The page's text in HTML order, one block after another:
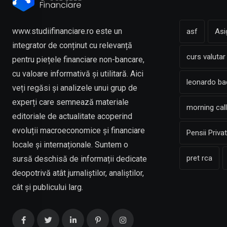
www.studiifinanciare.ro este un
integrator de conținut cu relevanță
pentru piețele financiare non-bancare,
cu valoare informativă și utilitară. Aici
veți regăsi și analizele unui grup de
experți care semnează materiale
editoriale de actualitate acoperind
evoluții macroeconomice și financiare
locale și internaționale. Suntem o
sursă deschisă de informații dedicate
deopotrivă atât jurnaliștilor, analiștilor,
cât și publicului larg.
asf
curs valutar
leonardo
morning
Pensii
pret rca